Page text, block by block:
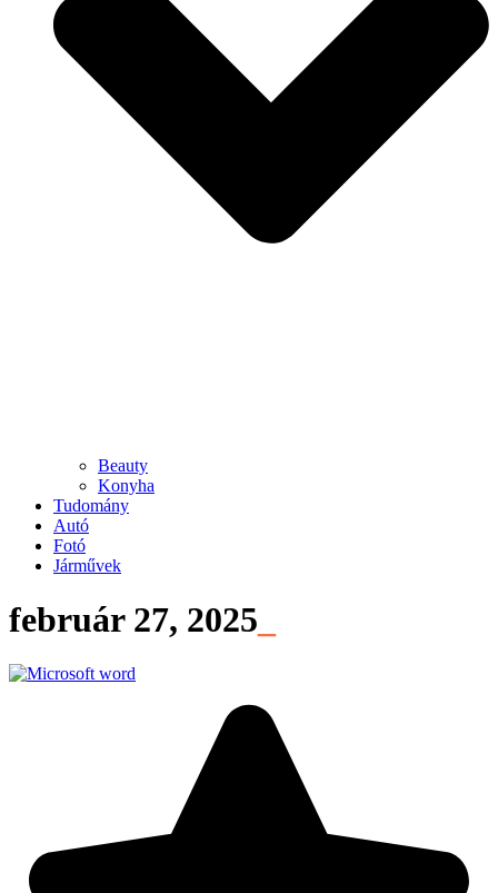
Beauty
Konyha
Tudomány
Autó
Fotó
Járművek
február 27, 2025